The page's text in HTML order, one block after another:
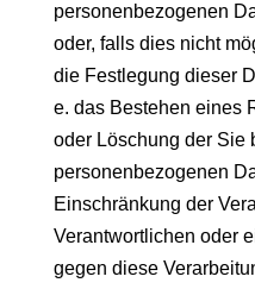
personenbezogenen
oder, falls dies nicht
die Festlegung dieser
e. das Bestehen eines
oder Löschung der Sie
personenbezogenen
Einschränkung der
Verantwortlichen oder
gegen diese